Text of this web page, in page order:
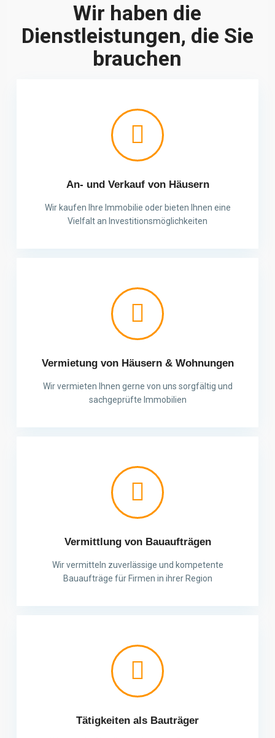
Wir haben die
Dienstleistungen, die Sie
brauchen
An- und Verkauf von Häusern
Wir kaufen Ihre Immobilie oder bieten Ihnen eine
Vielfalt an Investitionsmöglichkeiten
Vermietung von Häusern & Wohnungen
Wir vermieten Ihnen gerne von uns sorgfältig und
sachgeprüfte Immobilien
Vermittlung von Bauaufträgen
Wir vermitteln zuverlässige und kompetente
Bauaufträge für Firmen in ihrer Region
Tätigkeiten als Bauträger